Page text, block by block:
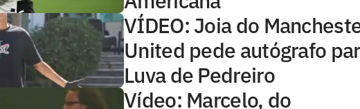
VÍDEO: Joia do
United pede autógrafo
Luva de Pedreiro
Vídeo: Marcelo, do